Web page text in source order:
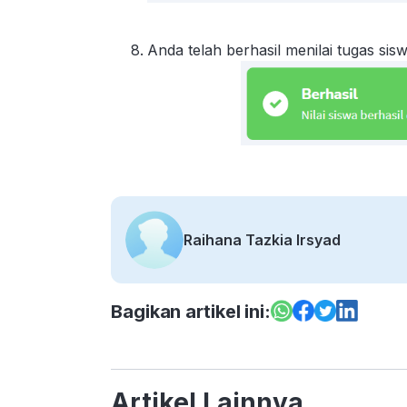
Anda telah berhasil menilai tugas
Raihana Tazkia Irsyad
Bagikan artikel ini: